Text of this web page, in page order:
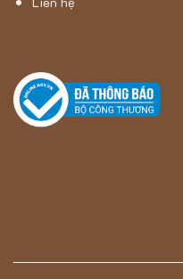
Trong phòng tắm, nó
toàn trước nguy cơ trơn